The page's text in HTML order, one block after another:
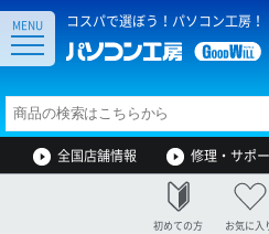
コスパで選ぼう！パソコン工房！
MENU
全国店舗情報 修理・サポ
初めての方 お気に入